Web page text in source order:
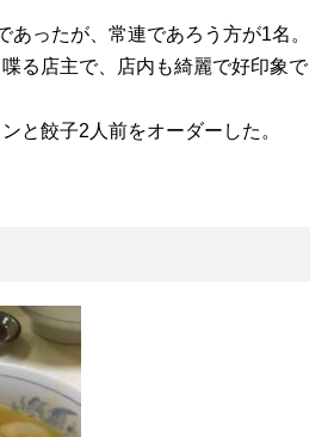
あったが、常連であろう方が1名。
る店主で、店内も綺麗で好印象で
と餃子2人前をオーダーした。